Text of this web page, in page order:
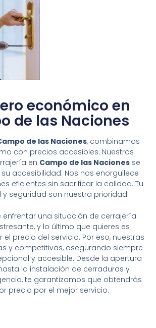
económico en
de las Naciones
de las Naciones, combinamos
con precios accesibles. Nuestros
en Campo de las Naciones se
accesibilidad. Nos nos enorgullece
eficientes sin sacrificar la calidad. Tu
seguridad son nuestra prioridad.
enfrentar una situación de cerrajería
y lo último que quieres es
precio del servicio. Por eso, nuestras
y competitivas, asegurando siempre
y accesible. Desde la apertura
la instalación de cerraduras y
te garantizamos que obtendrás
precio por el mejor servicio.